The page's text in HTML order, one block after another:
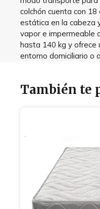
colchón cuenta con
estática en la cabeza
vapor e impermeable
hasta 140 kg y ofrece
entorno domiciliario o
También te